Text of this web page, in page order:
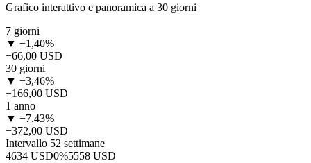
Grafico interattivo e panoramica a 30 giorni
7 giorni
▼ −1,40%
−66,00 USD
30 giorni
▼ −3,46%
−166,00 USD
1 anno
▼ −7,43%
−372,00 USD
Intervallo 52 settimane
4634 USD0%5558 USD